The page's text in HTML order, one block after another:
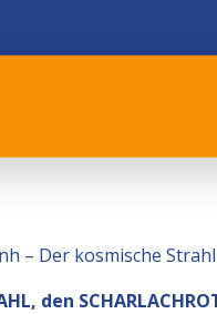
– Der kosmische
den